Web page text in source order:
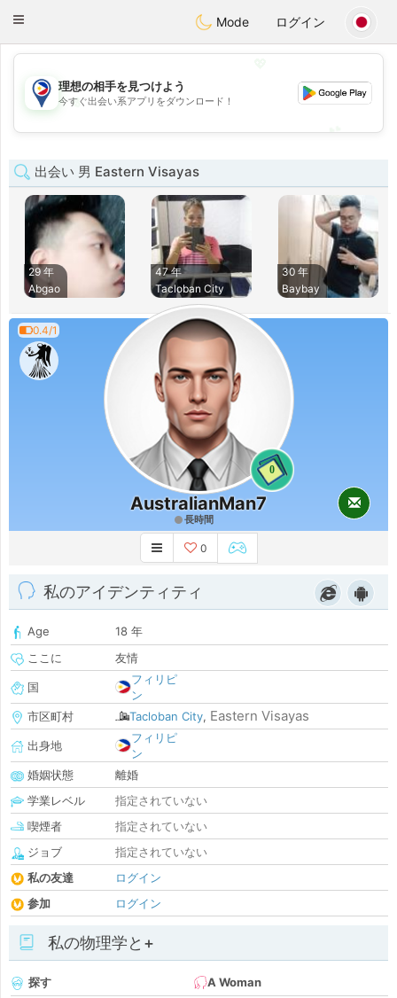
PhilippinesChat
Toggle
Mode ログイン
💖
💕
理想の相手を見つけよう
今すぐ出会い系アプリをダウンロード！
出会い 男 Eastern Visayas
29 年
Abgao
47 年
Tacloban City
30 年
Baybay
0.4/1
0
AustralianMan7
長時間
0
私のアイデンティティ
Age
18 年
ここに
友情
国
フィリピ
ン
市区町村
Tacloban City, Eastern Visayas
出身地
フィリピ
ン
婚姻状態
離婚
学業レベル
指定されていない
喫煙者
指定されていない
ジョブ
指定されていない
私の友達
ログイン
参加
ログイン
私の物理学と+
探す
A Woman